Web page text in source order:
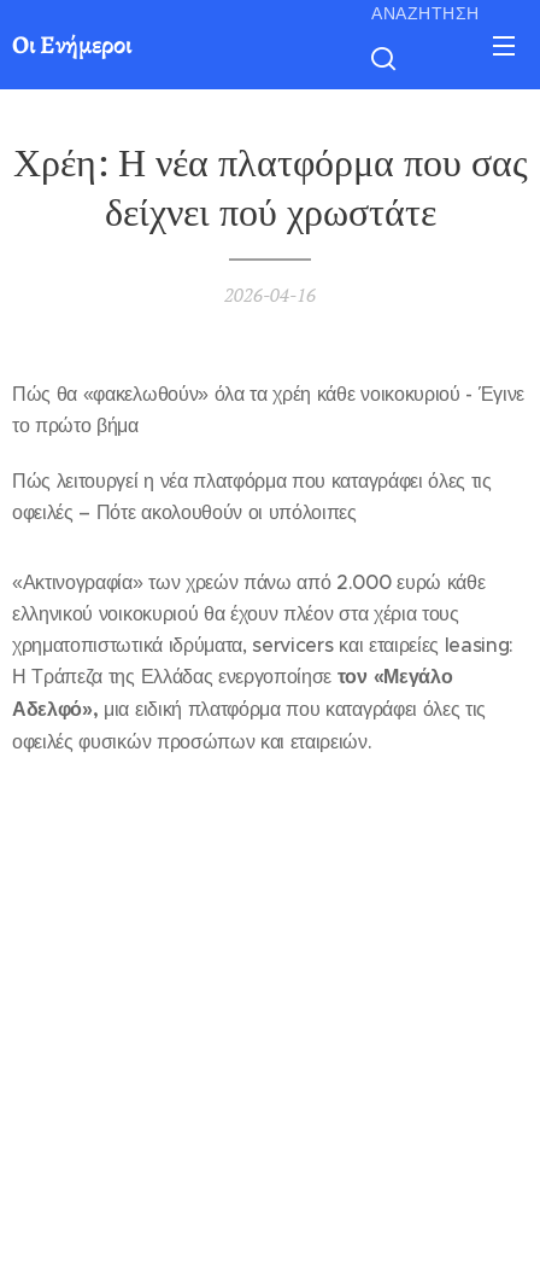
Οι Ενήμεροι
ΑΝΑΖΉΤΗΣΗ
Χρέη: Η νέα πλατφόρμα που σας
δείχνει πού χρωστάτε
2026-04-16
Πώς θα «φακελωθούν» όλα τα χρέη κάθε νοικοκυριού - Έγινε
το πρώτο βήμα
Πώς λειτουργεί η νέα πλατφόρμα που καταγράφει όλες τις
οφειλές – Πότε ακολουθούν οι υπόλοιπες
«Ακτινογραφία» των χρεών πάνω από 2.000 ευρώ κάθε
ελληνικού νοικοκυριού θα έχουν πλέον στα χέρια τους
χρηματοπιστωτικά ιδρύματα, servicers και εταιρείες leasing:
Η Τράπεζα της Ελλάδας ενεργοποίησε τον «Μεγάλο
Αδελφό», μια ειδική πλατφόρμα που καταγράφει όλες τις
οφειλές φυσικών προσώπων και εταιρειών.